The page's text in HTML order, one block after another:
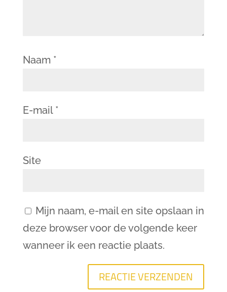
Naam *
E-mail *
Site
Mijn naam, e-mail en site opslaan in
deze browser voor de volgende keer
wanneer ik een reactie plaats.